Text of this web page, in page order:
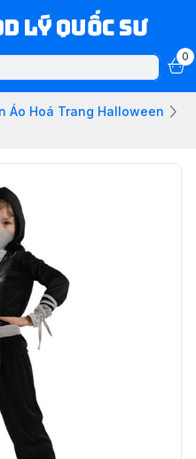
Lý Quốc Sư
0
Áo Hoá Trang Halloween